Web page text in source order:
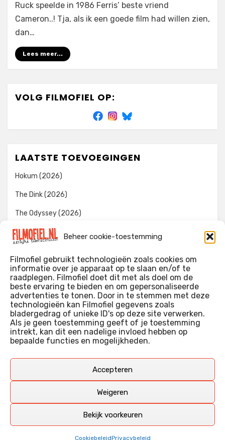
Beheer cookie-toestemming
Filmofiel gebruikt technologieën zoals cookies om
informatie over je apparaat op te slaan en/of te
raadplegen. Filmofiel doet dit met als doel om de
beste ervaring te bieden en om gepersonaliseerde
advertenties te tonen. Door in te stemmen met deze
technologieën kan Filmofiel gegevens zoals
bladergedrag of unieke ID's op deze site verwerken.
Als je geen toestemming geeft of je toestemming
intrekt, kan dit een nadelige invloed hebben op
bepaalde functies en mogelijkheden.
Accepteren
Weigeren
Bekijk voorkeuren
CookiebeleidPrivacybeleid
Ruck speelde in 1986 Ferris’ beste vriend
Cameron..! Tja, als ik een goede film had willen zien,
dan…
Lees meer...
VOLG FILMOFIEL OP:
LAATSTE TOEVOEGINGEN
Hokum (2026)
The Dink (2026)
The Odyssey (2026)
Evil Dead Burn (2026)
WIE IK BEN…?
Ik ben ooit begonnen met m’n recensies omdat ik zoveel
films keek dat ik af en toe niet meer wist welke ik nu wel of
niet gezien had. Ik ben een filmliefhebber, heb als hobby nog
erg lang in een videotheek gewerkt, en heb als coproducent
Deze recensies zijn dan ook vooral vrij pretentieloze
aangevuld met een groeiende kennis over de kunde én de
kunst van het maken van film.